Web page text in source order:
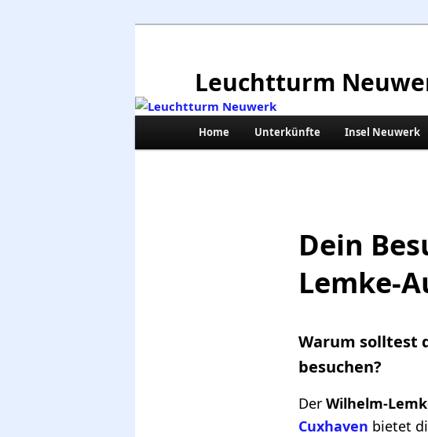
Leuchtturm
HauptmenüHome Unterkünfte Insel Neuwerk
Dein
Lemke-
Warum solltest
besuchen?
Der Wilhelm-
Cuxhaven bietet